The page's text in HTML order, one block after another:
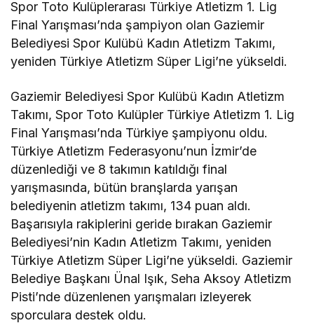
Spor Toto Kulüplerarası Türkiye Atletizm 1. Lig
Final Yarışması’nda şampiyon olan Gaziemir
Belediyesi Spor Kulübü Kadın Atletizm Takımı,
yeniden Türkiye Atletizm Süper Ligi’ne yükseldi.
Gaziemir Belediyesi Spor Kulübü Kadın Atletizm
Takımı, Spor Toto Kulüpler Türkiye Atletizm 1. Lig
Final Yarışması’nda Türkiye şampiyonu oldu.
Türkiye Atletizm Federasyonu’nun İzmir’de
düzenlediği ve 8 takımın katıldığı final
yarışmasında, bütün branşlarda yarışan
belediyenin atletizm takımı, 134 puan aldı.
Başarısıyla rakiplerini geride bırakan Gaziemir
Belediyesi’nin Kadın Atletizm Takımı, yeniden
Türkiye Atletizm Süper Ligi’ne yükseldi. Gaziemir
Belediye Başkanı Ünal Işık, Seha Aksoy Atletizm
Pisti’nde düzenlenen yarışmaları izleyerek
sporculara destek oldu.